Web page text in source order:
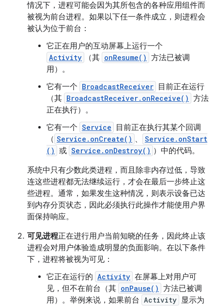
情况下，进程可能会因为其所包含的各种应用组件而
被视为前台进程。如果以下任一条件成立，则进程会
被认为位于前台：
它正在用户的互动屏幕上运行一个
Activity （其 onResume() 方法已被调
用）。
它有一个 BroadcastReceiver
目前正在运行
（其 BroadcastReceiver.onReceive() 方法
正在执行）。
它有一个 Service
目前正在执行其某个回调
（ Service.onCreate() 、
Service.onStart
() 或 Service.onDestroy() ）中的代码。
系统中只有少数此类进程，而且除非内存过低，导致
连这些进程都无法继续运行，才会在最后一步终止这
些进程。通常，如果发生这种情况，则表示设备已达
到内存分页状态，因此必须执行此操作才能使用户界
面保持响应。
可见进程正在进行用户当前知晓的任务，因此终止该
进程会对用户体验造成明显的负面影响。在以下条件
下，进程将被视为可见：
它正在运行的 Activity 在屏幕上对用户可
见，但不在前台（其 onPause() 方法已被调
用）。举例来说，如果前台 Activity 显示为